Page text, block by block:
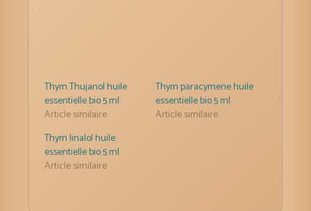
Thym Thujanol huile
essentielle bio 5 ml
Article similaire
Thym paracymene huile
essentielle bio 5 ml
Article similaire
Thym linalol huile
essentielle bio 5 ml
Article similaire